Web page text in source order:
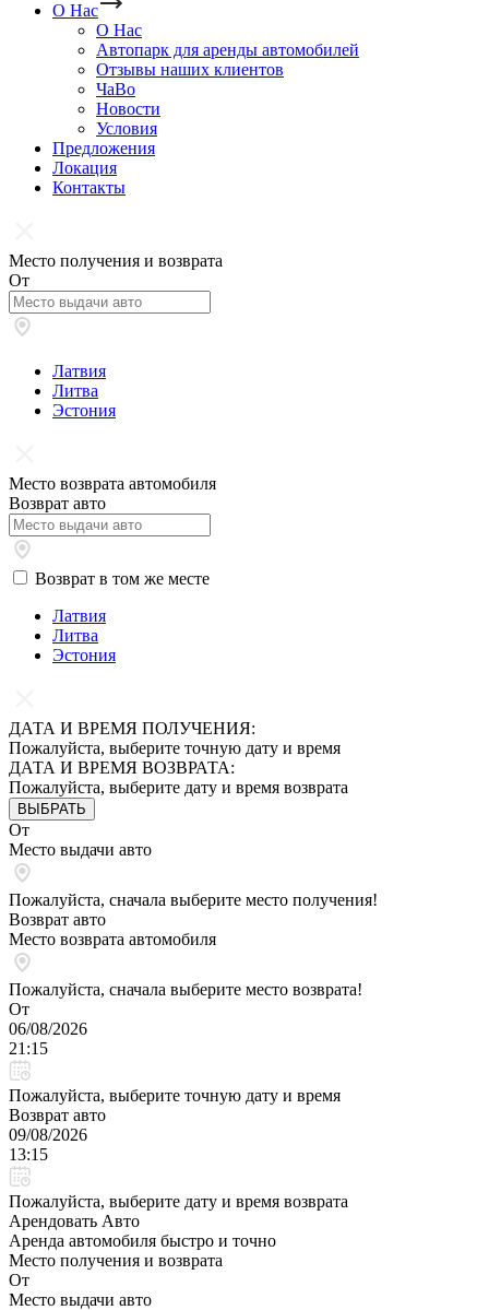
О Нас
О Нас
Автопарк для аренды автомобилей
Отзывы наших клиентов
ЧаВо
Новости
Условия
Предложения
Локация
Контакты
Место получения и возврата
От
Латвия
Литва
Эстония
Место возврата автомобиля
Возврат авто
Возврат в том же месте
Латвия
Литва
Эстония
ДАТА И ВРЕМЯ ПОЛУЧЕНИЯ:
Пожалуйста, выберите точную дату и время
ДАТА И ВРЕМЯ ВОЗВРАТА:
Пожалуйста, выберите дату и время возврата
ВЫБРАТЬ
От
Место выдачи авто
Пожалуйста, сначала выберите место получения!
Возврат авто
Место возврата автомобиля
Пожалуйста, сначала выберите место возврата!
От
06/08/2026
21:15
Пожалуйста, выберите точную дату и время
Возврат авто
09/08/2026
13:15
Пожалуйста, выберите дату и время возврата
Арендовать Авто
Аренда автомобиля быстро и точно
Место получения и возврата
От
Место выдачи авто